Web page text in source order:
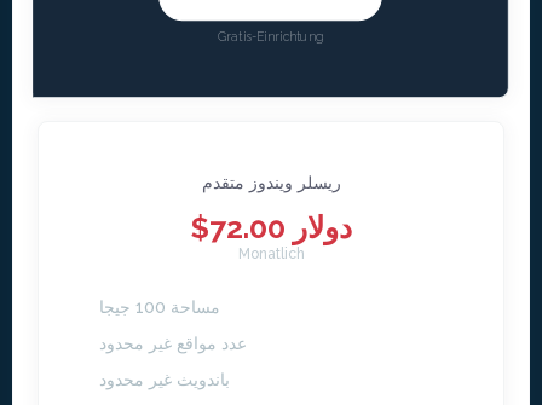
Gratis-Einrichtung
ريسلر ويندوز متقدم
$72.00 دولار
Monatlich
مساحة 100 جيجا
عدد مواقع غير محدود
باندويث غير محدود